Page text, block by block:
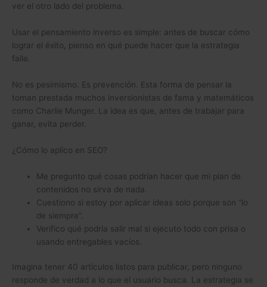
ver el otro lado del problema.
Usar el pensamiento inverso es simple: antes de buscar cómo
lograr el éxito, pienso en qué puede hacer que la estrategia
falle.
No es pesimismo. Es prevención. Esta forma de pensar la
toman prestada muchos inversionistas de fama y matemáticos
como Charlie Munger. La idea es que, antes de trabajar para
ganar, evita perder.
¿Cómo lo aplico en SEO?
Me pregunto qué cosas podrían hacer que mi plan de
contenidos no sirva de nada.
Cuestiono si estoy por aplicar ideas solo porque son “lo
de siempre”.
Verifico qué podría salir mal si ejecuto todo con prisa o
usando entregables vacíos.
Imagina tener 40 artículos listos para publicar, pero ninguno
responde de verdad a lo que el usuario busca. La estrategia se